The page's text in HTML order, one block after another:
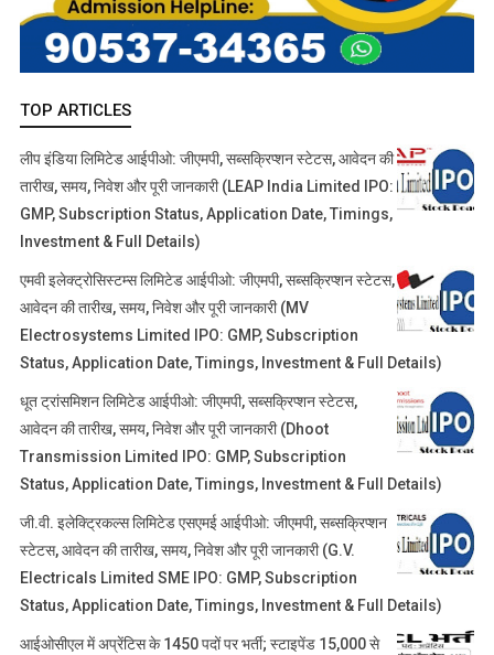
TOP ARTICLES
लीप इंडिया लिमिटेड आईपीओ: जीएमपी, सब्सक्रिप्शन स्टेटस, आवेदन की
तारीख, समय, निवेश और पूरी जानकारी (LEAP India Limited IPO:
GMP, Subscription Status, Application Date, Timings,
Investment & Full Details)
एमवी इलेक्ट्रोसिस्टम्स लिमिटेड आईपीओ: जीएमपी, सब्सक्रिप्शन स्टेटस,
आवेदन की तारीख, समय, निवेश और पूरी जानकारी (MV
Electrosystems Limited IPO: GMP, Subscription
Status, Application Date, Timings, Investment & Full Details)
धूत ट्रांसमिशन लिमिटेड आईपीओ: जीएमपी, सब्सक्रिप्शन स्टेटस,
आवेदन की तारीख, समय, निवेश और पूरी जानकारी (Dhoot
Transmission Limited IPO: GMP, Subscription
Status, Application Date, Timings, Investment & Full Details)
जी.वी. इलेक्ट्रिकल्स लिमिटेड एसएमई आईपीओ: जीएमपी, सब्सक्रिप्शन
स्टेटस, आवेदन की तारीख, समय, निवेश और पूरी जानकारी (G.V.
Electricals Limited SME IPO: GMP, Subscription
Status, Application Date, Timings, Investment & Full Details)
आईओसीएल में अप्रेंटिस के 1450 पदों पर भर्ती; स्टाइपेंड 15,000 से